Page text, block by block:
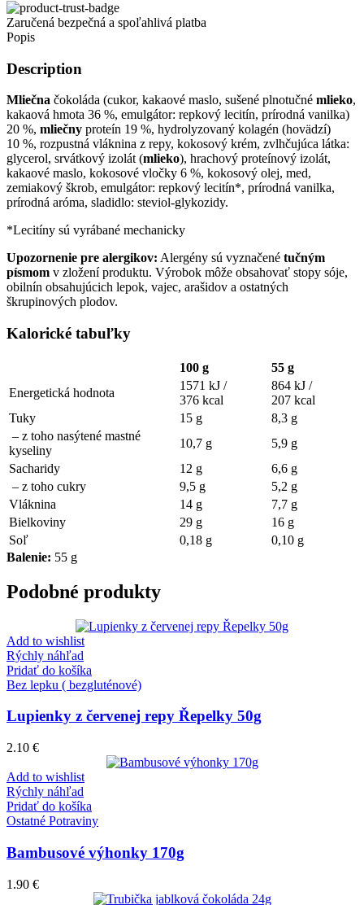
Zaručená bezpečná a spoľahlivá platba
Popis
Description
Mliečna čokoláda (cukor, kakaové maslo, sušené plnotučné mlieko,
kakaová hmota 36 %, emulgátor: repkový lecitín, prírodná vanilka)
20 %, mliečny proteín 19 %, hydrolyzovaný kolagén (hovädzí)
10 %, rozpustná vláknina z repy, kokosový krém, zvlhčujúca látka:
glycerol, srvátkový izolát (mlieko), hrachový proteínový izolát,
kakaové maslo, kokosové vločky 6 %, kokosový olej, med,
zemiakový škrob, emulgátor: repkový lecitín*, prírodná vanilka,
prírodná aróma, sladidlo: steviol‑glykozidy.
*Lecitíny sú vyrábané mechanicky
Upozornenie pre alergikov: Alergény sú vyznačené tučným
písmom v zložení produktu. Výrobok môže obsahovať stopy sóje,
obilnín obsahujúcich lepok, vajec, arašidov a ostatných
škrupinových plodov.
Kalorické tabuľky
100 g
55 g
Energetická hodnota
1571 kJ /
376 kcal
864 kJ /
207 kcal
Tuky
15 g
8,3 g
– z toho nasýtené mastné
kyseliny
10,7 g
5,9 g
Sacharidy
12 g
6,6 g
– z toho cukry
9,5 g
5,2 g
Vláknina
14 g
7,7 g
Bielkoviny
29 g
16 g
Soľ
0,18 g
0,10 g
Balenie: 55 g
Podobné produkty
Add to wishlist
Rýchly náhľad
Pridať do košíka
Bez lepku ( bezgluténové)
Lupienky z červenej repy Řepelky 50g
2.10 €
Add to wishlist
Rýchly náhľad
Pridať do košíka
Ostatné Potraviny
Bambusové výhonky 170g
1.90 €